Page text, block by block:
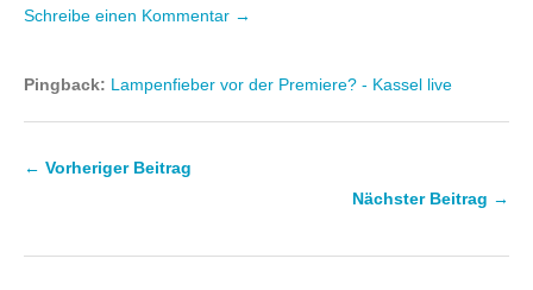
Schreibe einen Kommentar →
Pingback: Lampenfieber vor der Premiere? - Kassel live
← Vorheriger Beitrag
Nächster Beitrag →